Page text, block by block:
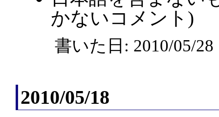
かないコメント)
書いた日: 2010/05/
2010/05/18